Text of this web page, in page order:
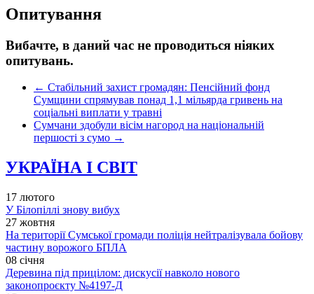
Опитування
Вибачте, в даний час не проводиться ніяких
опитувань.
← Стабільний захист громадян: Пенсійний фонд
Сумщини спрямував понад 1,1 мільярда гривень на
соціальні виплати у травні
Сумчани здобули вісім нагород на національній
першості з сумо →
УКРАЇНА І СВІТ
17 лютого
У Білопіллі знову вибух
27 жовтня
На території Сумської громади поліція нейтралізувала бойову
частину ворожого БПЛА
08 січня
Деревина під прицілом: дискусії навколо нового
законопроєкту №4197-Д